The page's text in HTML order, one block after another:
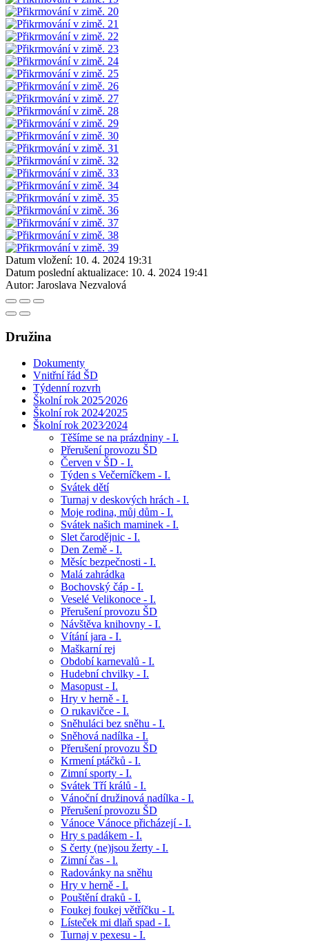
Datum vložení: 10. 4. 2024 19:31
Datum poslední aktualizace: 10. 4. 2024 19:41
Autor: Jaroslava Nezvalová
Družina
Dokumenty
Vnitřní řád ŠD
Týdenní rozvrh
Školní rok 2025⁄2026
Školní rok 2024⁄2025
Školní rok 2023⁄2024
Těšíme se na prázdniny - I.
Přerušení provozu ŠD
Červen v ŠD - I.
Týden s Večerníčkem - I.
Svátek dětí
Turnaj v deskových hrách - I.
Moje rodina, můj dům - I.
Svátek našich maminek - I.
Slet čarodějnic - I.
Den Země - I.
Měsíc bezpečnosti - I.
Malá zahrádka
Bochovský čáp - I.
Veselé Velikonoce - I.
Přerušení provozu ŠD
Návštěva knihovny - I.
Vítání jara - I.
Maškarní rej
Období karnevalů - I.
Hudební chvilky - I.
Masopust - I.
Hry v herně - I.
O rukavičce - I.
Sněhuláci bez sněhu - I.
Sněhová nadílka - I.
Přerušení provozu ŠD
Krmení ptáčků - I.
Zimní sporty - I.
Svátek Tří králů - I.
Vánoční družinová nadílka - I.
Přerušení provozu ŠD
Vánoce Vánoce přicházejí - I.
Hry s padákem - I.
S čerty (ne)jsou žerty - I.
Zimní čas - l.
Radovánky na sněhu
Hry v herně - I.
Pouštění draků - I.
Foukej foukej větříčku - I.
Lísteček mi dlaň spad - I.
Turnaj v pexesu - I.